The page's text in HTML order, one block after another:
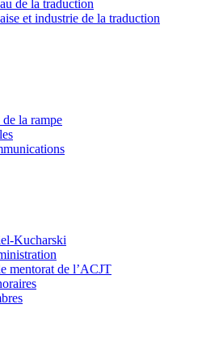
de la traduction
et industrie de la traduction
la rampe
Kucharski
mentorat de l’ACJT